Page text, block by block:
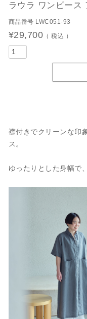
ラウラ ワンピース
商品番号 LWC051-93
¥29,700 税込
襟付きでクリーンな印
ス。
ゆったりとした身幅で